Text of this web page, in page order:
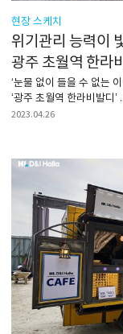
현장 스케치
위기관리 능력이
광주 초월역 한라
‘눈물 없이 들을 수 없는
‘광주 초월역 한라비발디’
2023.04.26